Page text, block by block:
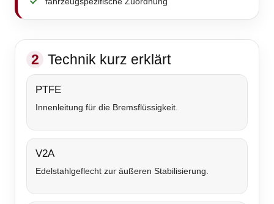
2 Technik kurz erklärt
PTFE
Innenleitung für die Bremsflüssigkeit.
V2A
Edelstahlgeflecht zur äußeren Stabilisierung.